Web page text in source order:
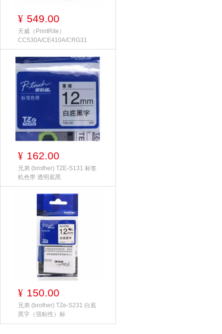
¥ 549.00
天威（PrintRite）
CC530A/CE410A/CRG31
¥ 162.00
兄弟 (brother) TZE-S131 标签
机色带 透明底黑
¥ 150.00
兄弟 (brother) TZe-S231 白底
黑字（强粘性）标